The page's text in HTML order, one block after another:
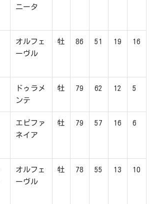
ニータ
オルフェ
ーヴル
牡 86 51 19 16
ドゥラメ
ンテ
牡 79 62 12 5
エピファ
ネイア
牡 79 57 16 6
オルフェ
ーヴル
牡 78 55 13 10